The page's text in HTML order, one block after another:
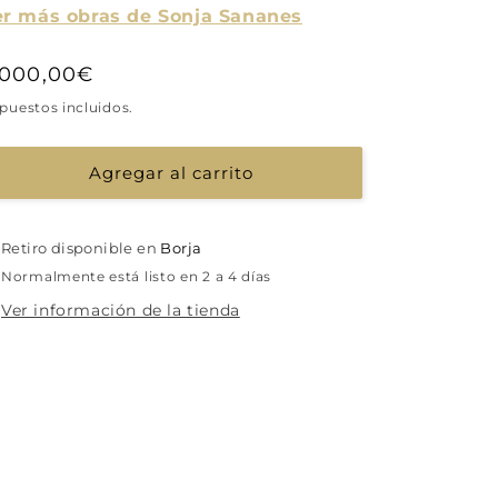
más obras de Sonja Sananes
incluidos.
Agregar al carrito
Retiro disponible en Borja
Normalmente está listo en 2 a 4 días
Ver información de la tienda